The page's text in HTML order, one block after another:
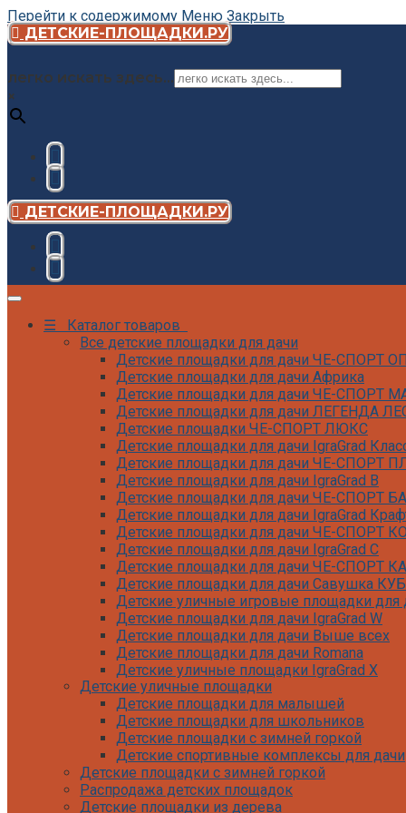
Перейти к содержимому Меню Закрыть
ДЕТСКИЕ-ПЛОЩАДКИ.РУ
легко искать здесь...
×
ДЕТСКИЕ-ПЛОЩАДКИ.РУ
☰ Каталог товаров
Все детские площадки для дачи
Детские площадки для дачи ЧЕ-СПОРТ
Детские площадки для дачи Африка
Детские площадки для дачи ЧЕ-СПОРТ
Детские площадки для дачи ЛЕГЕНДА
Детские площадки ЧЕ-СПОРТ ЛЮКС
Детские площадки для дачи IgraGrad
Детские площадки для дачи ЧЕ-СПОРТ
Детские площадки для дачи IgraGrad B
Детские площадки для дачи ЧЕ-СПОРТ
Детские площадки для дачи IgraGrad
Детские площадки для дачи ЧЕ-СПОРТ
Детские площадки для дачи IgraGrad С
Детские площадки для дачи ЧЕ-СПОРТ
Детские площадки для дачи Савушка КУБ
Детские уличные игровые площадки для
Детские площадки для дачи IgraGrad W
Детские площадки для дачи Выше всех
Детские площадки для дачи Romana
Детские уличные площадки IgraGrad X
Детские площадки для дачи ЛЕГЕНДА
Детские площадки Савушка 4 Сезона
Детские площадки Савушка Мастер
Детские площадки Савушка Мастер
Детские площадки Савушка Мастер 4
Детские площадки Савушка Мастер
Детские площадки Савушка ХИТ
Детские площадки IgraGrad Игруня
Детские уличные площадки
Детские площадки для малышей
Детские площадки для школьников
Детские площадки с зимней горкой
Детские спортивные комплексы для дачи
Детские площадки с зимней горкой
Распродажа детских площадок
Детские площадки из дерева